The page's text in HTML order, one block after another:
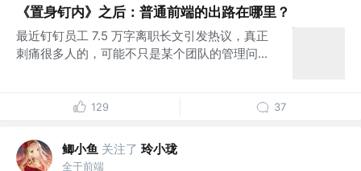
《置身钉内》之后：普通前端的出路在哪里？
最近钉钉员工 7.5 万字离职长文引发热议，真正
刺痛很多人的，可能不只是某个团队的管理问...
129 37
鲫小鱼 关注了 玲小珑
全干前端